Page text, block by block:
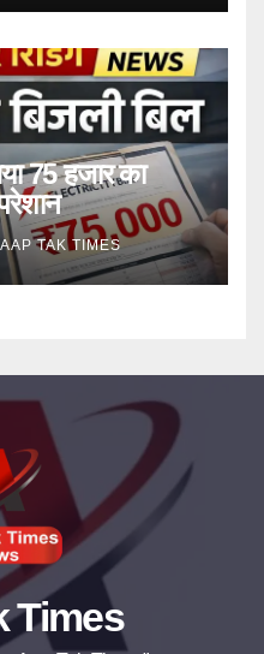
75 हजार का
AAP TAK TIMES
Times